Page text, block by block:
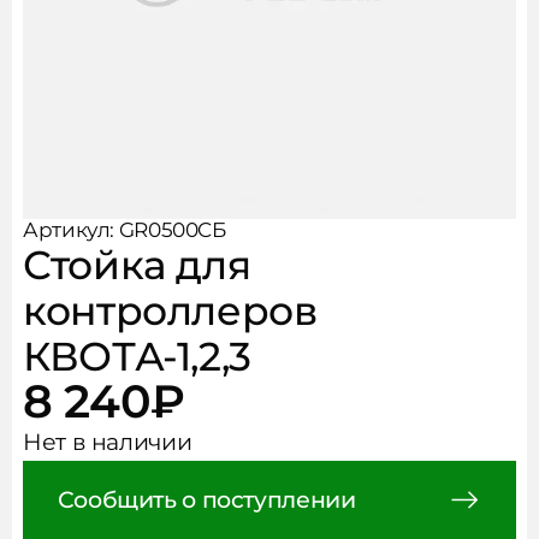
Артикул: GR0500CБ
Стойка для
контроллеров
КВОТА-1,2,3
8 240₽
Нет в наличии
Сообщить о поступлении
Рукава, фитинги, хомуты
КОНТАКТЫ